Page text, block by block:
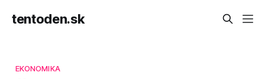
tentoden.sk
EKONOMIKA